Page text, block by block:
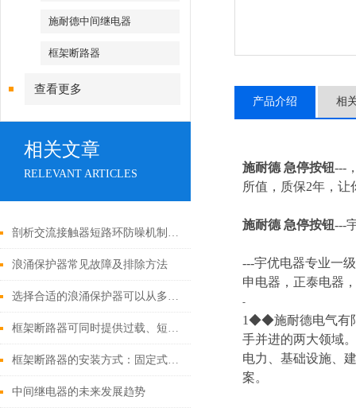
施耐德中间继电器
框架断路器
查看更多
相关文章
RELEVANT ARTICLES
剖析交流接触器短路环防噪机制与电气安全操作红线
浪涌保护器常见故障及排除方法
选择合适的浪涌保护器可以从多个角度探讨
框架断路器可同时提供过载、短路、漏电保护功能
框架断路器的安装方式：固定式，插入式，抽出式
中间继电器的未来发展趋势
产品介绍 相
施耐德 急停按钮---
所值，质保2年，
施耐德 急停按钮---
---宇优电器专业一
申电器，正泰电器
-
1◆◆施耐德电气有
手并进的两大领域
电力、基础设施、
案。